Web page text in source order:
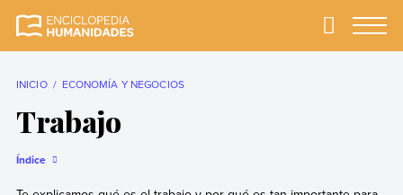
completa y más
Primary
INICIO ECONOMÍA Y NEGOCIOS
Trabajo
Índice